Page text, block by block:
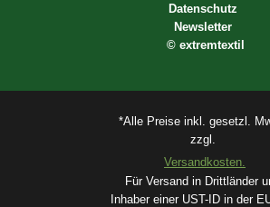
Datenschutz
Newsletter
© extremtextil
*Alle Preise inkl. gesetzl.
zzgl.
Versandkosten.
Für Versand in Drittländer
Inhaber einer UST-ID in der